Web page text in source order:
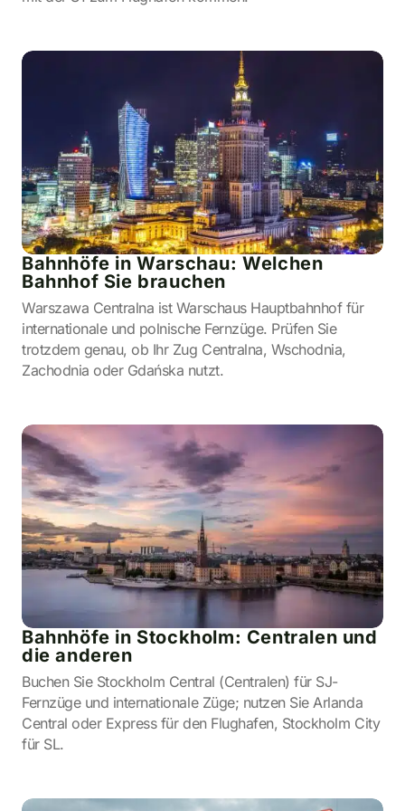
Bahnhöfe in Warschau: Welchen
Bahnhof Sie brauchen
Warszawa Centralna ist Warschaus Hauptbahnhof für
internationale und polnische Fernzüge. Prüfen Sie
trotzdem genau, ob Ihr Zug Centralna, Wschodnia,
Zachodnia oder Gdańska nutzt.
Bahnhöfe in Stockholm: Centralen und
die anderen
Buchen Sie Stockholm Central (Centralen) für SJ-
Fernzüge und internationale Züge; nutzen Sie Arlanda
Central oder Express für den Flughafen, Stockholm City
für SL.